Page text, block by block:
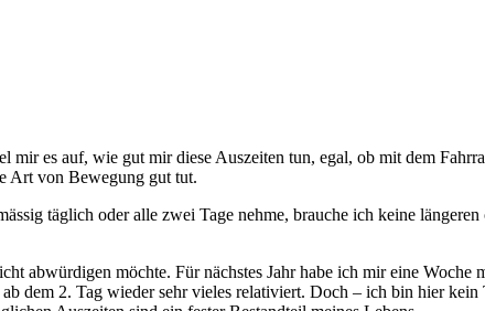
es auf, wie gut mir diese Auszeiten tun, egal, ob mit dem
Art von Bewegung gut tut.
täglich oder alle zwei Tage nehme, brauche ich keine
abwürdigen möchte. Für nächstes Jahr habe ich mir eine
dem 2. Tag wieder sehr vieles relativiert. Doch – ich bin hier